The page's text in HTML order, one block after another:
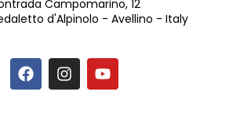
Campomarino, 12
d'Alpinolo - Avellino - Italy